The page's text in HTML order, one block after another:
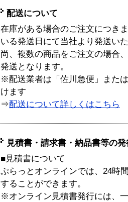
配送について
在庫がある場合のご注文につき
いる発送日にて当社より発送い
尚、複数の商品をご注文の場合
発送となります。
※配送業者は「佐川急便」また
けます
⇒配送について詳しくはこちら
見積書・請求書・納品書等の
■見積書について
ぷらっとオンラインでは、24時
することができます。
※オンライン見積書発行には、